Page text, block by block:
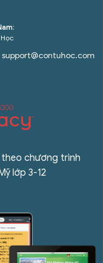
chương trình
lớp 3-12
support@contuhoc.com